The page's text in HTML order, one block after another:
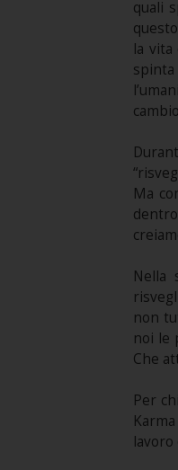
quali
la
Ma
Nella
non
noi le
Che
Per